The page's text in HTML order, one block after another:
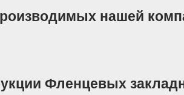
нашей
Фленцевых